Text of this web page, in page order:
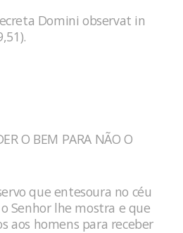
Domini observat in
O BEM PARA NÃO O
que entesoura no céu
Senhor lhe mostra e que
aos homens para receber